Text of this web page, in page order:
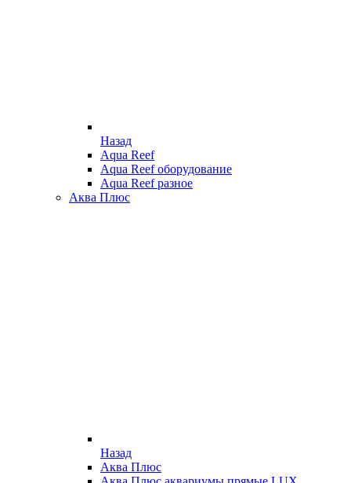
Назад
Aqua Reef
Aqua Reef оборудование
Aqua Reef разное
Аква Плюс
Назад
Аква Плюс